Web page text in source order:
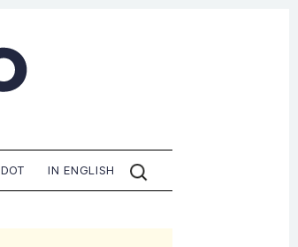
IN ENGLISH
ETSI
SIVUILTA: